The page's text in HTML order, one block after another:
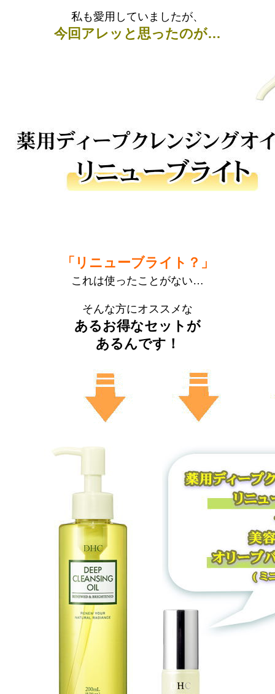
私も愛用していましたが、
今回アレッと思ったのが…
「リニューブライト？」
これは使ったことがない…
そんな方にオススメな
あるお得なセットが
あるんです！